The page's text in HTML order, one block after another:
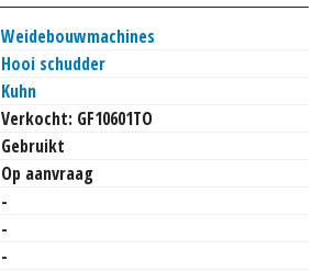
Weidebouwmachines
Hooi schudder
Kuhn
Verkocht: GF10601TO
Gebruikt
Op aanvraag
-
-
-